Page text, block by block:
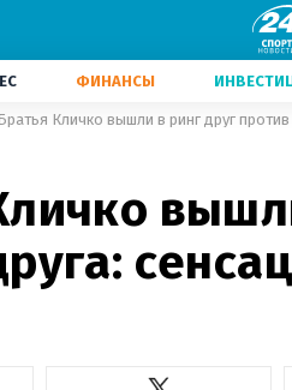
ФИНАНСЫ
Братья Кличко вышли в ринг друг